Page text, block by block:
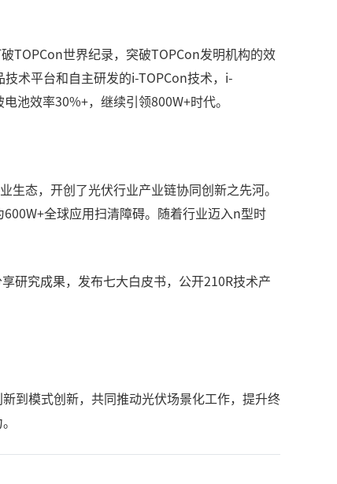
TOPCon世界纪录，突破TOPCon发明机构的效
术平台和自主研发的i-TOPCon技术，i-
池效率30%+，继续引领800W+时代。
态，开创了光伏行业产业链协同创新之先河。
全球应用扫清障碍。随着行业迈入n型时
研究成果，发布七大白皮书，公开210R技术产
到模式创新，共同推动光伏场景化工作，提升终